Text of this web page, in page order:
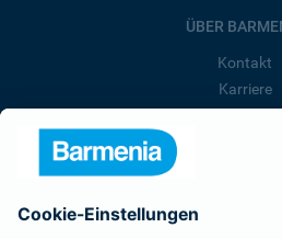
ÜBER
Kontakt
Karriere
Barmenia ist Teil der